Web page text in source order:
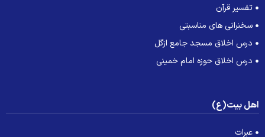
تفسیر قرآن
سخنرانی های مناسبتی
درس اخلاق مسجد جامع ازگل
درس اخلاق حوزه امام خمینی
بیت(ع)
عبرات